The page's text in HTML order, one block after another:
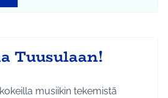
Tuusulaan!
musiikin tekemistä